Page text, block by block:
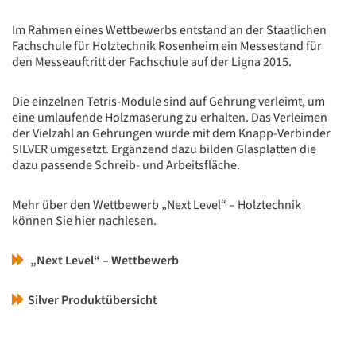
Im Rahmen eines Wettbewerbs entstand an der Staatlichen
Fachschule für Holztechnik Rosenheim ein Messestand für
den Messeauftritt der Fachschule auf der Ligna 2015.
Die einzelnen Tetris-Module sind auf Gehrung verleimt, um
eine umlaufende Holzmaserung zu erhalten. Das Verleimen
der Vielzahl an Gehrungen wurde mit dem Knapp-Verbinder
SILVER umgesetzt. Ergänzend dazu bilden Glasplatten die
dazu passende Schreib- und Arbeitsfläche.
Mehr über den Wettbewerb „Next Level“ – Holztechnik
können Sie hier nachlesen.
„Next Level“ – Wettbewerb
Silver Produktübersicht